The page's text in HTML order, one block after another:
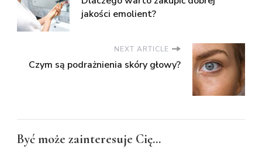
jakości emolient?
NEXT ARTICLE
Czym są podrażnienia skóry głowy?
Być może zainteresuje Cię...